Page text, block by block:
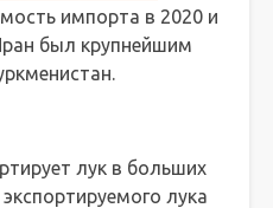
импорта в 2020 и
был крупнейшим
лук в больших
лука